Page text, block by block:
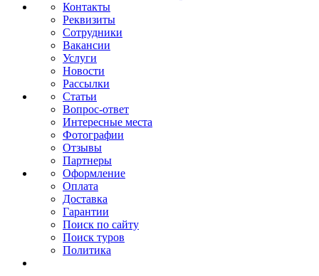
Контакты
Реквизиты
Сотрудники
Вакансии
Услуги
Новости
Рассылки
Статьи
Вопрос-ответ
Интересные места
Фотографии
Отзывы
Партнеры
Оформление
Оплата
Доставка
Гарантии
Поиск по сайту
Поиск туров
Политика